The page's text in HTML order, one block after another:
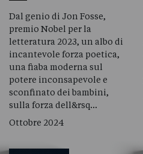
Dal genio di Jon Fosse,
premio Nobel per la
letteratura 2023, un albo di
incantevole forza poetica,
una fiaba moderna sul
potere inconsapevole e
sconfinato dei bambini,
sulla forza dell&rsq…
Ottobre 2024